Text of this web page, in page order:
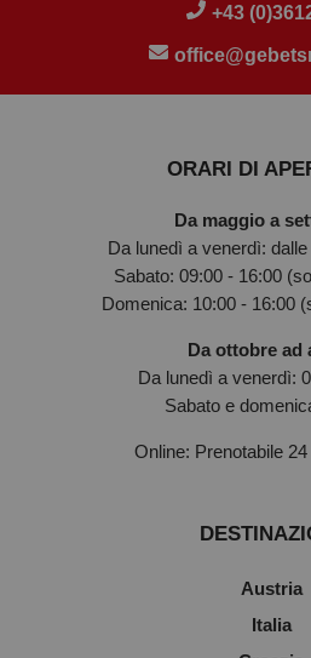
+43
ORARI DI
Da maggio a
Da lunedì a venerdì:
Sabato: 09:00 - 16:00
Domenica: 10:00 - 16:00
Da ottobre ad
Da lunedì a venerdì:
Sabato e
Online: Prenotabile
Austria
Italia